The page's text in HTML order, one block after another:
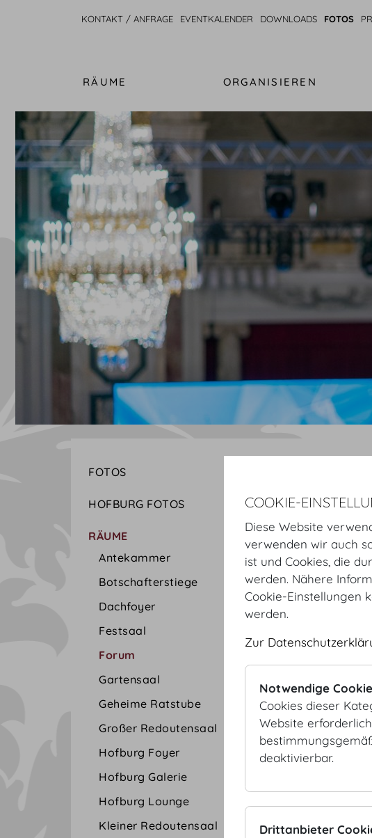
KONTAKT / ANFRAGE EVENTKALENDER DOWNLOADS FOTOS
RÄUME ORGANISIEREN
FOTOS
HOFBURG FOTOS
RÄUME
Antekammer
Botschafterstiege
Dachfoyer
Festsaal
Forum
Gartensaal
Geheime Ratstube
Großer Redoutensaal
Hofburg Foyer
Hofburg Galerie
Hofburg Lounge
Kleiner Redoutensaal
Virtuelle
GALERIE
Forum
COOKIE-
Diese Website
verwenden wir auch
ist und Cookies, die
werden. Nähere
Cookie-Einstellungen
werden.
Zur
Notwendige
Cookies dieser
Website
deaktivierbar.
Drittanbieter